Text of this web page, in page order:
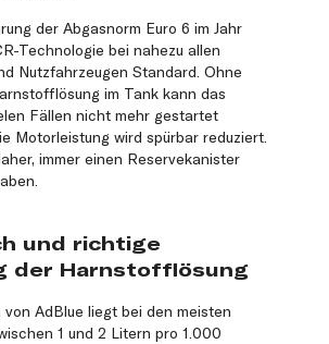
der Abgasnorm Euro 6 im Jahr
Technologie bei nahezu allen
Nutzfahrzeugen Standard. Ohne
im Tank kann das
Fällen nicht mehr gestartet
Motorleistung wird spürbar reduziert.
immer einen Reservekanister
und richtige
der Harnstofflösung
AdBlue liegt bei den meisten
1 und 2 Litern pro 1.000